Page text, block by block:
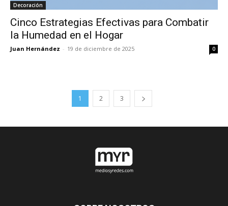
Decoración
Cinco Estrategias Efectivas para Combatir
la Humedad en el Hogar
Juan Hernández - 19 de diciembre de 2025 0
1 2 3